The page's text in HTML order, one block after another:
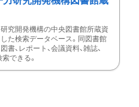
究開発機構の中央図書館所蔵資
た検索データベース。同図書館
書、レポート、会議資料、雑誌、
できる。